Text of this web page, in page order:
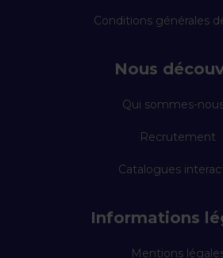
Conditions générales
Nous
Qui sommes-
Recrutement
Catalogues
Informations
Mentions